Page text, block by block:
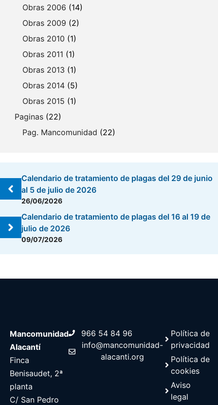
Obras 2006 (14)
Obras 2009 (2)
Obras 2010 (1)
Obras 2011 (1)
Obras 2013 (1)
Obras 2014 (5)
Obras 2015 (1)
Paginas (22)
Pag. Mancomunidad (22)
Calendario de tratamiento de plagas del 29 de junio
al 5 de julio de 2026
26/06/2026
Calendario de tratamiento de plagas del 16 al 19 de
julio de 2026
09/07/2026
Mancomunidad
Alacantí
Finca
Benisaudet, 2ª
planta
C/ San Pedro
966 54 84 96
info@mancomunidad-
alacanti.org
Política de
privacidad
Política de
cookies
Aviso
legal